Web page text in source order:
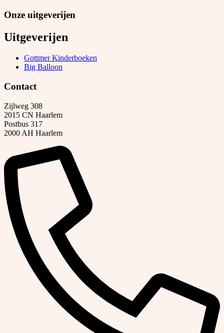
Onze uitgeverijen
Uitgeverijen
Gottmer Kinderboeken
Big Balloon
Contact
Zijlweg 308
2015 CN Haarlem
Postbus 317
2000 AH Haarlem